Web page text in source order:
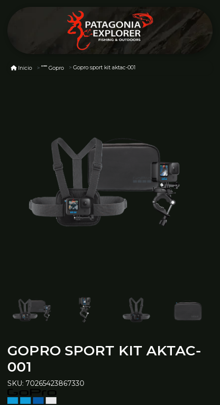
Inicio Gopro Gopro sport kit aktac-001
GOPRO SPORT KIT AKTAC-
001
SKU: 70265423867330